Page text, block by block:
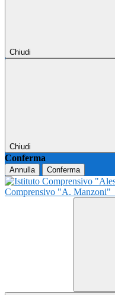
Chiudi
Chiudi
Conferma
Annulla Conferma
Comprensivo "A. Manzoni"